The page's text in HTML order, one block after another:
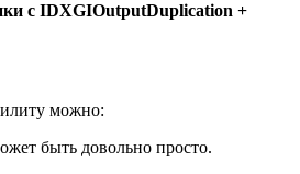
с IDXGIOutputDuplication +
можно:
быть довольно просто.